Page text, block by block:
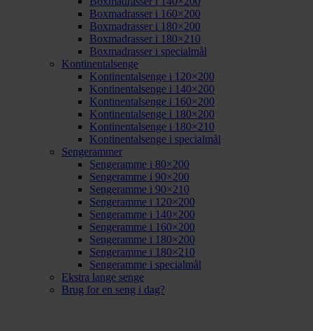
Boxmadrasser i 160×200
Boxmadrasser i 180×200
Boxmadrasser i 180×210
Boxmadrasser i specialmål
Kontinentalsenge
Kontinentalsenge i 120×200
Kontinentalsenge i 140×200
Kontinentalsenge i 160×200
Kontinentalsenge i 180×200
Kontinentalsenge i 180×210
Kontinentalsenge i specialmål
Sengerammer
Sengeramme i 80×200
Sengeramme i 90×200
Sengeramme i 90×210
Sengeramme i 120×200
Sengeramme i 140×200
Sengeramme i 160×200
Sengeramme i 180×200
Sengeramme i 180×210
Sengeramme i specialmål
Ekstra lange senge
Brug for en seng i dag?